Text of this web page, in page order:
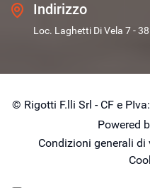
Indirizzo
Loc. Laghetti Di Vela 7 -
© Rigotti F.lli Srl - CF e
Powered
Condizioni generali di